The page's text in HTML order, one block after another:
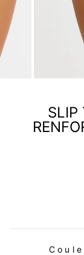
SLIP